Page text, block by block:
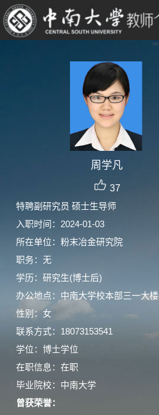
周学凡
37
特聘副研究员 硕士生导师
入职时间：2024-01-03
所在单位：粉末冶金研究院
职务：无
学历：研究生(博士后)
办公地点：中南大学校本部三一大楼
性别：女
联系方式：18073153541
学位：博士学位
在职信息：在职
毕业院校：中南大学
曾获荣誉：